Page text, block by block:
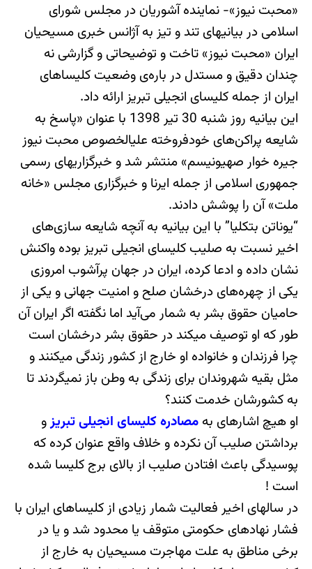
«محبت نیوز»- نماینده آشوریان در مجلس شورای
اسلامی در بیانیه‎ای تند و تیز به آژانس خبری مسیحیان
ایران «محبت نیوز» تاخت و توضیحاتی و گزارشی نه
چندان دقیق و مستدل در باره‌‏ی وضعیت کلیساهای
ایران از جمله کلیسای انجیلی تبریز ارائه داد.
این بیانیه روز شنبه 30 تیر 1398 با عنوان «پاسخ به
شایعه پراکن‌های خودفروخته علی‎الخصوص محبت نیوز
جیره خوار صهیونیسم» منتشر شد و خبرگزاری‎های رسمی
جمهوری اسلامی از جمله ایرنا و خبرگزاری مجلس «خانه
ملت» آن را پوشش دادند.
“یوناتن بت‎کلیا” با این بیانیه به آنچه شایعه سازی‌های
اخیر نسبت به صلیب کلیسای انجیلی تبریز بوده واکنش
نشان داده و ادعا کرده، ایران در جهان پرآشوب امروزی
یکی از چهره‌های درخشان صلح و امنیت جهانی و یکی از
حامیان حقوق بشر به شمار می‌آید اما نگفته اگر ایران آن
طور که او توصیف می‎کند در حقوق بشر درخشان است
چرا فرزندان و خانواده او خارج از کشور زندگی می‎کنند و
مثل بقیه شهروندان برای زندگی به وطن باز نمی‎گردند تا
به کشورشان خدمت کنند؟
او هیچ اشاره‎ای به
مصادره کلیسای انجیلی تبریزو
برداشتن صلیب آن نکرده و خلاف واقع عنوان کرده که
پوسیدگی باعث افتادن صلیب از بالای برج کلیسا شده
است !
در سال‎های اخیر فعالیت شمار زیادی از کلیساهای ایران با
فشار نهادهای حکومتی متوقف یا محدود شد و یا در
برخی مناطق به علت مهاجرت مسیحیان به خارج از